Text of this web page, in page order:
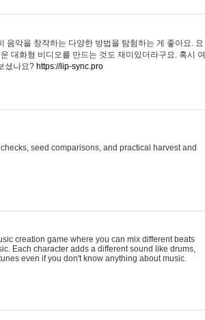
음악을 창작하는 다양한 방법을 탐험하는 게 좋아요. 요
대화형 비디오를 만드는 것도 재미있더라구요. 혹시 여
셨나요? https://lip-sync.pro
seed comparisons, and practical harvest and
creation game where you can mix different beats
Each character adds a different sound like drums,
even if you don't know anything about music.